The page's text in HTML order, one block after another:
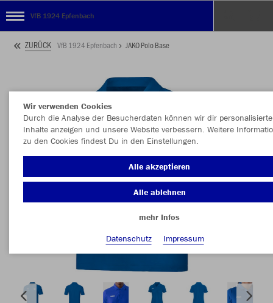
VfB 1924 Epfenbach
ZURÜCK VfB 1924 Epfenbach JAKO Polo Base
Wir verwenden Cookies
Durch die Analyse der Besucherdaten können wir dir personalisierte
Inhalte anzeigen und unsere Website verbessern. Weitere
zu den Cookies findest Du in den Einstellungen.
Alle akzeptieren
Alle ablehnen
mehr Infos
Datenschutz
Impressum